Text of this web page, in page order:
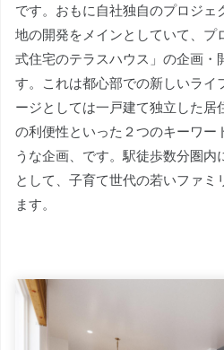
です。おもに自社独自のプロジェ
地の開発をメインとしていて、プ
式住宅のテラスハウス」の企画・
す。これは都心部での新しいライ
ージとしては一戸建て独立した居
の利便性といった２つのキーワー
うな企画、です。駅徒歩数分圏内
として、子育て世代の若いファミ
ます。